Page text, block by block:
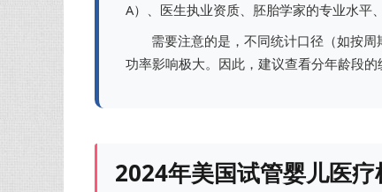
A）、医生执业资质、胚胎学家的专业水平
需要注意的是，不同统计口径（如按
功率影响极大。因此，建议查看分年龄段
2024年美国试管婴儿医